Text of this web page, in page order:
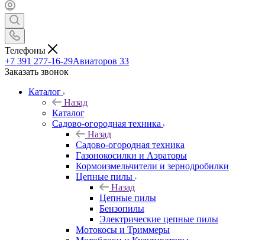
Телефоны
+7 391 277-16-29Авиаторов 33
Заказать звонок
Каталог
Назад
Каталог
Садово-огородная техника
Назад
Садово-огородная техника
Газонокосилки и Аэраторы
Кормоизмельчители и зернодробилки
Цепные пилы
Назад
Цепные пилы
Бензопилы
Электрические цепные пилы
Мотокосы и Триммеры